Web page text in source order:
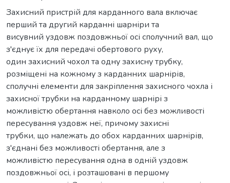
Захисний пристрій для карданного вала включає
перший та другий карданні шарніри та
висувний уздовж поздовжньої осі сполучний вал, що
з'єднує їх для передачі обертового руху,
один захисний чохол та одну захисну трубку,
розміщені на кожному з карданних шарнірів,
сполучні елементи для закріплення захисного чохла і
захисної трубки на карданному шарнірі з
можливістю обертання навколо осі без можливості
пересування уздовж неї, причому захисні
трубки, що належать до обох карданних шарнірів,
з'єднані без можливості обертання, але з
можливістю пересування одна в одній уздовж
поздовжньої осі, і розташовані в першому